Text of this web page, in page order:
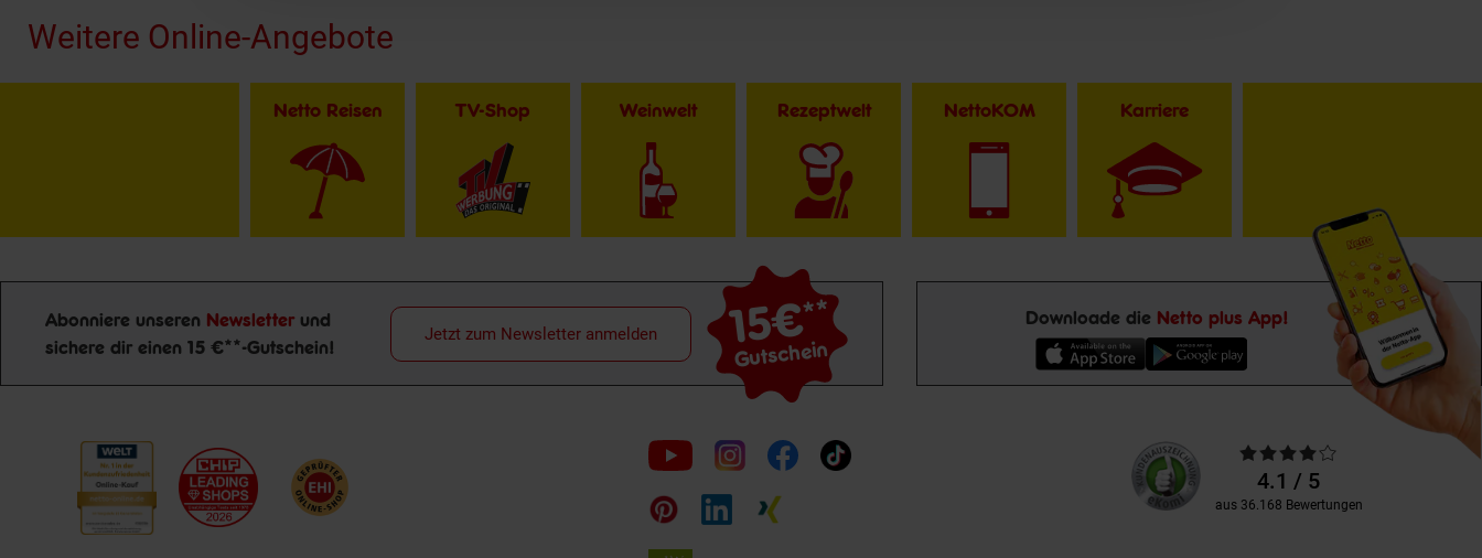
Weitere Online-Angebote
Netto Reisen TV-Shop Weinwelt Rezeptwelt NettoKOM Karriere
Newsletter Anmeldung
Abonniere unseren Newsletter und
sichere dir einen 15 €**-Gutschein!
15€**
Gutschein
Jetzt zum Newsletter anmelden
Downloade die Netto plus App!
Folge
uns
auf
Unsere
Kundenbewertungen
Durchschnittliche
Bewertungen4.1 / 5
aus 36.168 Bewertungen